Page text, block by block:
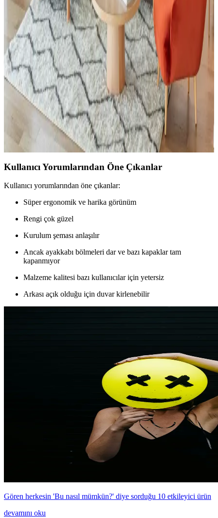
Küçük Toalet Odası Yenileme: Fonksiyonel ve
Estetik Tasarım Önerileri
Küçük toalet odasının yenilenmesinde mobilya uyumu, ton sür ton
desenler ve aksesuar seçimi önemlidir. Uygun fiyatlı dolap boyama
ve hijyenik halı tercihleri mekâna estetik ve fonksiyonellik katar.
Küçük Oturma Odalarında Rahat Koltuk Yerleşimi
ve Dekorasyon Stratejileri
Küçük oturma odalarında rahat koltukların yerleşimi ve
dekorasyonunda fonksiyonellik ile estetiğin dengelenmesi önemlidir.
Doğru mobilya seçimi ve aksesuar kullanımı mekânı hem konforlu
hem şık kılar.
Kullanıcı Yorumlarından Öne Çıkanlar
Kullanıcı yorumlarından öne çıkanlar:
Süper ergonomik ve harika görünüm
Rengi çok güzel
Kurulum şeması anlaşılır
Ancak ayakkabı bölmeleri dar ve bazı kapaklar tam
kapanmıyor
Malzeme kalitesi bazı kullanıcılar için yetersiz
Arkası açık olduğu için duvar kirlenebilir
Gören herkesin 'Bu nasıl mümkün?' diye sorduğu 10 etkileyici ürün
devamını oku